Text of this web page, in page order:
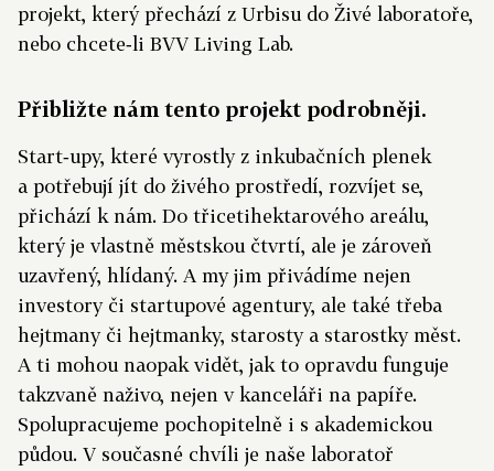
projekt, který přechází z Urbisu do Živé laboratoře,
nebo chcete‑li BVV Living Lab.
Přibližte nám tento projekt podrobněji.
Start‑upy, které vyrostly z inkubačních plenek
a potřebují jít do živého prostředí, rozvíjet se,
přichází k nám. Do třicetihektarového areálu,
který je vlastně městskou čtvrtí, ale je zároveň
uzavřený, hlídaný. A my jim přivádíme nejen
investory či startupové agentury, ale také třeba
hejtmany či hejtmanky, starosty a starostky měst.
A ti mohou naopak vidět, jak to opravdu funguje
takzvaně naživo, nejen v kanceláři na papíře.
Spolupracujeme pochopitelně i s akademickou
půdou. V současné chvíli je naše laboratoř